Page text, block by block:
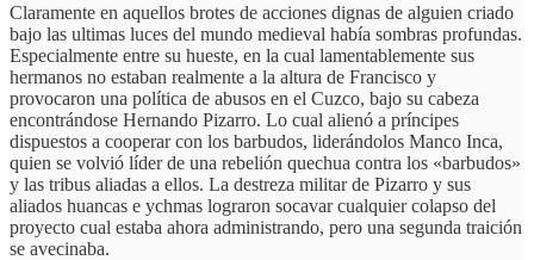
Claramente en aquellos brotes de acciones dignas de alguien criado
bajo las ultimas luces del mundo medieval había sombras profundas.
Especialmente entre su hueste, en la cual lamentablemente sus
hermanos no estaban realmente a la altura de Francisco y
provocaron una política de abusos en el Cuzco, bajo su cabeza
encontrándose Hernando Pizarro. Lo cual alienó a príncipes
dispuestos a cooperar con los barbudos, liderándolos Manco Inca,
quien se volvió líder de una rebelión quechua contra los «barbudos»
y las tribus aliadas a ellos. La destreza militar de Pizarro y sus
aliados huancas e ychmas lograron socavar cualquier colapso del
proyecto cual estaba ahora administrando, pero una segunda traición
se avecinaba.